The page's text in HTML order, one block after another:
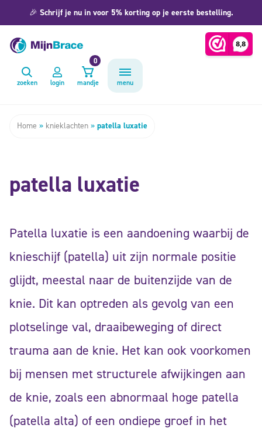
🎉 Schrijf je nu in voor 5% korting op je eerste bestelling.
zoeken login mandje
0
menu
Home » knieklachten » patella luxatie
patella luxatie
Patella luxatie is een aandoening waarbij de
knieschijf (patella) uit zijn normale positie
glijdt, meestal naar de buitenzijde van de
knie. Dit kan optreden als gevolg van een
plotselinge val, draaibeweging of direct
trauma aan de knie. Het kan ook voorkomen
bij mensen met structurele afwijkingen aan
de knie, zoals een abnormaal hoge patella
(patella alta) of een ondiepe groef in het